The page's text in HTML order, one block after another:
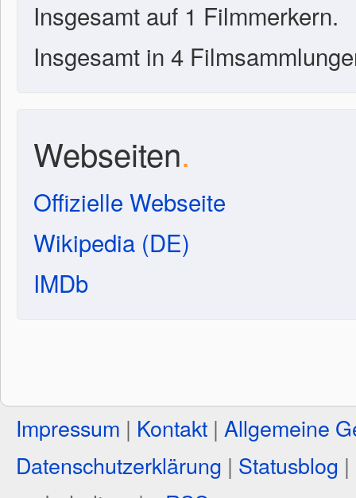
Insgesamt auf 1 Filmmerkern.
Insgesamt in 4
Webseiten.
Offizielle Webseite
Wikipedia (DE)
IMDb
Impressum | Kontakt | Allgemeine
Datenschutzerklärung | Statusblog |